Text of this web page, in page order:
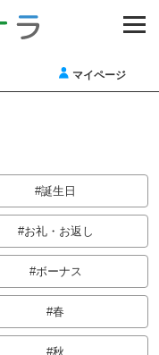
マイページ
誕生日
お礼・お返し
ボーナス
春
秋